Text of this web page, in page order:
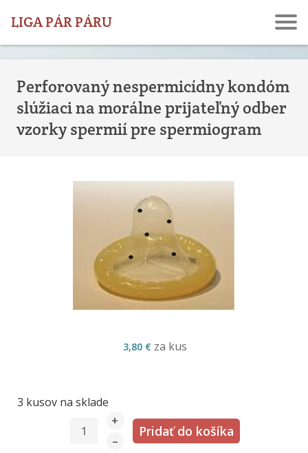
LIGA PÁR PÁRU
Perforovaný nespermicídny kondóm
slúžiaci na morálne prijateľný odber
vzorky spermií pre spermiogram
3,80 € za kus
3 kusov na sklade
+
–